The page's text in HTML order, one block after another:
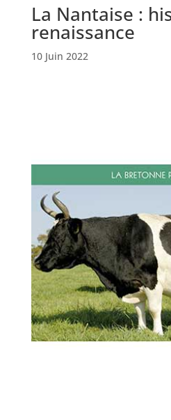
La Nantaise :
renaissance
10 Juin 2022